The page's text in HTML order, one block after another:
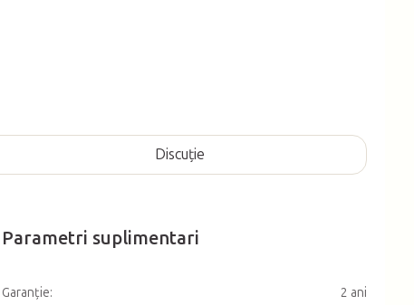
Discuţie
Parametri suplimentari
Garanţie: 2 ani